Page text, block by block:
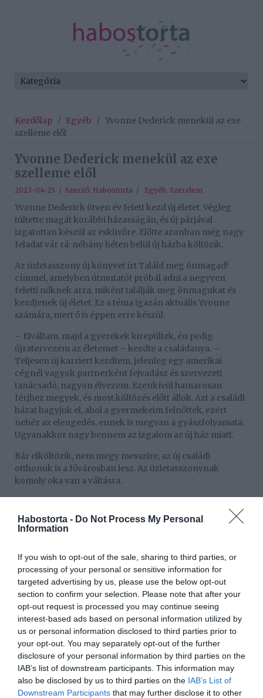
Habostorta - Do Not Process My Personal
Information
If you wish to opt-out of the sale, sharing to third parties, or
processing of your personal or sensitive information for
targeted advertising by us, please use the below opt-out
section to confirm your selection. Please note that after your
opt-out request is processed you may continue seeing
interest-based ads based on personal information utilized by
us or personal information disclosed to third parties prior to
your opt-out. You may separately opt-out of the further
disclosure of your personal information by third parties on the
IAB’s list of downstream participants. This information may
also be disclosed by us to third parties on the IAB’s List of
Downstream Participants that may further disclose it to other
Kezdőlap / Egyéb / Yvonne Dederick menekül az exe
szelleme elől
Yvonne Dederick menekül az exe
szelleme elől
2023-04-25 / Szerző: Habostorta / Egyéb, Szerelem
Yvonne Dederick ötven év felett kezd új életet. Végleg
túltette magát korábbi házasságán, és új párjával
izgatottan készül az esküvőre. Előtte azonban még nagy
feladat vár rá: néhány héten belül új házba költözik.
Az üzletasszony új könyvet írt Találd meg önmagad!
címmel, amelyben útmutatót próbál adni a negyven
feletti nőknek arra, miként találják meg önmagukat és
kezdjenek új életet. Ez a téma igazán aktuális Yvonne
számára, mert ő is éppen erre készül.
– Elváltam, majd a gyerekek kirepültek, én pedig
újratervezem az életemet – kezdte a családanya. –
Teljesen új karriert kezdtem, jelenleg egy amerikai
cégnél vagyok partnerként fejvadász és szervezeti
tanácsadó, nagyon élvezem. Ezenkívül hamarosan
férjhez megyek, és most költözés előtt állok. Azt a családi
házat hagyjuk el, ahol a gyermekeim felnőttek, ezért
nehéz az elengedés, ennek is megvan a gyászfolyamata.
Ugyanakkor nagy bennem az izgalom az új ház miatt.
Bár elköltözik, nem megy messzire, az új családi
otthonuk is a fővárosban lesz. Az üzletasszonynak
komoly oka van a váltásra.
bármennyire is jelen legyen az új
házasságomban.Jobbnak láttam, ha tiszta lappal, új
otthonunkban. A gyerekeknek is lesz külön szobájuk, a
legkisebb még idén velem marad, és Catherine is sokat
van nálunk, úgyhogy szükség van a nagy házra – zárta
Megosztás: Facebook Twitter Pinterest
Címkék: szerelem, házasság,költözés,otthon,
Yvonne Dederick,ex szelleme